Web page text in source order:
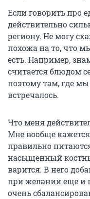
Если говорить про
действительно
региону. Не могу
похожа на то, что
есть. Например,
считается блюдом
поэтому там, где
встречалось.
Что меня
Мне вообще
правильно
насыщенный
варится. В него
при желании еще и
очень